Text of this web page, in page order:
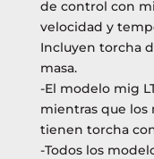
de control con
velocidad y
Incluyen torcha
masa.
-El modelo mig
mientras que los
tienen torcha
-Todos los